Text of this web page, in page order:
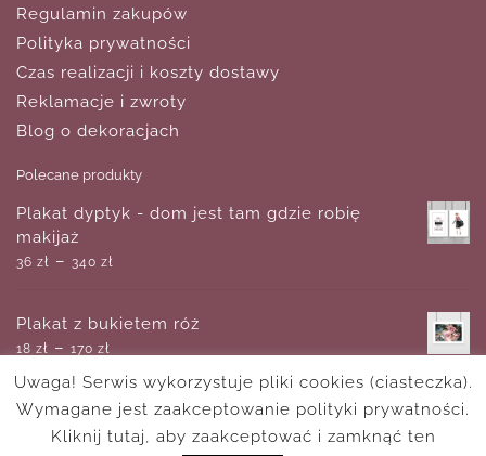
Regulamin zakupów
Polityka prywatności
Czas realizacji i koszty dostawy
Reklamacje i zwroty
Blog o dekoracjach
Polecane produkty
Plakat dyptyk - dom jest tam gdzie robię
makijaż
36 zł – 340 zł
Plakat z bukietem róż
18 zł – 170 zł
Plakat z motywem tropikalnych liści
– 170 zł
Uwaga! Serwis wykorzystuje pliki cookies (ciasteczka).
Wymagane jest zaakceptowanie polityki prywatności.
Kliknij tutaj, aby zaakceptować i zamknąć ten